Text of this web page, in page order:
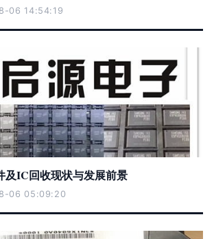
06 14:54:19
及IC回收现状与发展前景
06 05:09:20